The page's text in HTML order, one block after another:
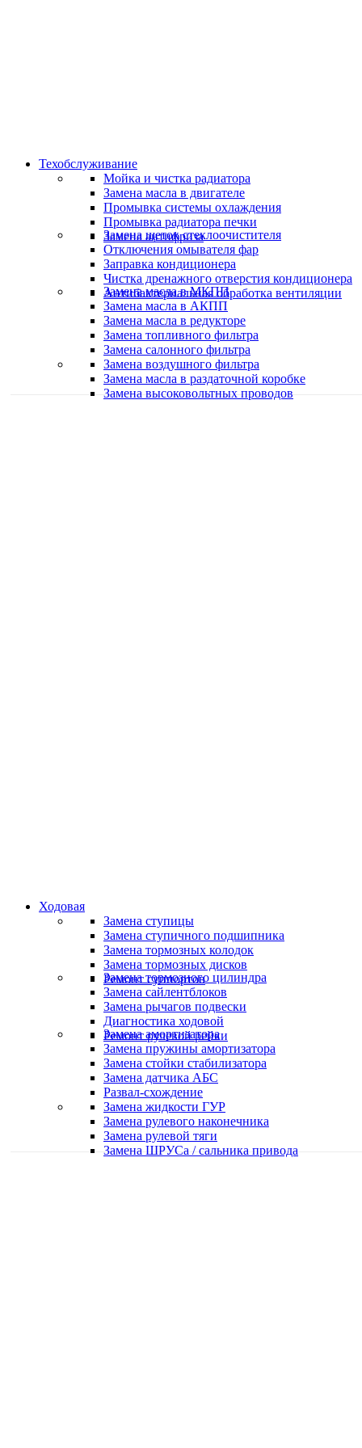
Техобслуживание
Мойка и чистка радиатора
Замена масла в двигателе
Промывка системы охлаждения
Промывка радиатора печки
Замена антифриза
Замена щеток стеклоочистителя
Отключения омывателя фар
Заправка кондиционера
Чистка дренажного отверстия кондиционера
Антибактериальная обработка вентиляции
Замена масла в МКПП
Замена масла в АКПП
Замена масла в редукторе
Замена топливного фильтра
Замена салонного фильтра
Замена воздушного фильтра
Замена масла в раздаточной коробке
Замена высоковольтных проводов
Ходовая
Замена ступицы
Замена ступичного подшипника
Замена тормозных колодок
Замена тормозных дисков
Ремонт суппортов
Замена тормозного цилиндра
Замена сайлентблоков
Замена рычагов подвески
Диагностика ходовой
Ремонт рулевой рейки
Замена амортизатора
Замена пружины амортизатора
Замена стойки стабилизатора
Замена датчика АБС
Развал-схождение
Замена жидкости ГУР
Замена рулевого наконечника
Замена рулевой тяги
Замена ШРУСа / сальника привода